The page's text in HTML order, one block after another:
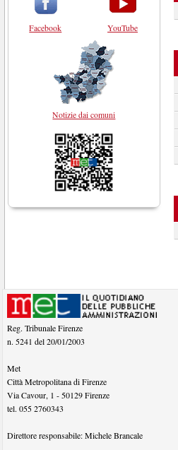
Facebook YouTube
Notizie dai comuni
Reg. Tribunale Firenze
n. 5241 del 20/01/2003
Met
Città Metropolitana di Firenze
Via Cavour, 1 - 50129 Firenze
tel.055 2760343
Direttore responsabile:Michele Brancale